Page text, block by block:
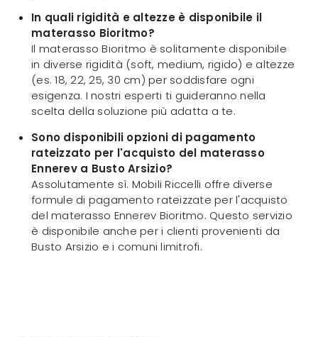
In quali rigidità e altezze è disponibile il
materasso Bioritmo?
Il materasso Bioritmo è solitamente disponibile
in diverse rigidità (soft, medium, rigido) e altezze
(es. 18, 22, 25, 30 cm) per soddisfare ogni
esigenza. I nostri esperti ti guideranno nella
scelta della soluzione più adatta a te.
Sono disponibili opzioni di pagamento
rateizzato per l'acquisto del materasso
Ennerev a Busto Arsizio?
Assolutamente sì. Mobili Riccelli offre diverse
formule di pagamento rateizzate per l'acquisto
del materasso Ennerev Bioritmo. Questo servizio
è disponibile anche per i clienti provenienti da
Busto Arsizio e i comuni limitrofi.